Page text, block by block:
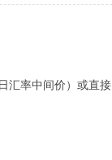
汇率中间价）或直接